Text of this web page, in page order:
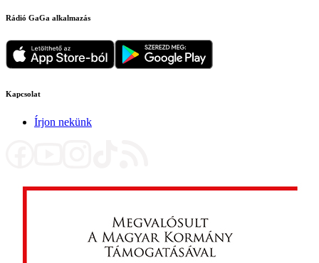
Rádió GaGa alkalmazás
Kapcsolat
Írjon nekünk